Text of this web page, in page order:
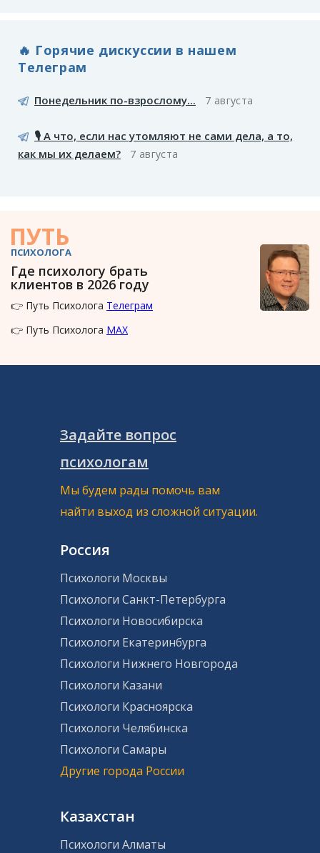
🔥 Горячие дискуссии в нашем
Телеграм
Понедельник по-взрослому... 7 августа
🎙️ А что, если нас утомляют не сами дела, а то,
как мы их делаем?
7 августа
ПУТЬ
ПСИХОЛОГА
Где психологу брать
клиентов в 2026 году
👉 Путь Психолога Телеграм
👉 Путь Психолога MAX
Задайте вопрос
психологам
Мы будем рады помочь вам
найти выход из сложной ситуации.
Россия
Психологи Москвы
Психологи Санкт-Петербурга
Психологи Новосибирска
Психологи Екатеринбурга
Психологи Нижнего Новгорода
Психологи Казани
Психологи Красноярска
Психологи Челябинска
Психологи Самары
Другие города России
Казахстан
Психологи Алматы